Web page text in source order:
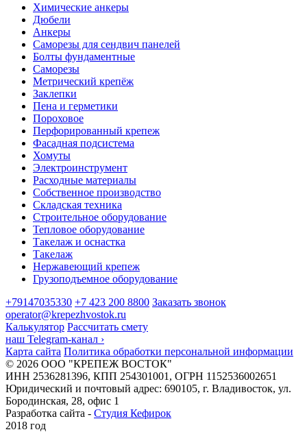
Химические анкеры
Дюбели
Анкеры
Саморезы для сендвич панелей
Болты фундаментные
Саморезы
Метрический крепёж
Заклепки
Пена и герметики
Пороховое
Перфорированный крепеж
Фасадная подсистема
Хомуты
Электроинструмент
Расходные материалы
Собственное производство
Складская техника
Строительное оборудование
Тепловое оборудование
Такелаж и оснастка
Такелаж
Нержавеющий крепеж
Грузоподъемное оборудование
+79147035330 +7 423 200 8800 Заказать звонок
operator@krepezhvostok.ru
Калькулятор Рассчитать смету
наш Telegram-канал ›
Карта сайта Политика обработки персональной информации
© 2026 ООО "КРЕПЕЖ ВОСТОК"
ИНН 2536281396, КПП 254301001, ОГРН 1152536002651
Юридический и почтовый адрес: 690105, г. Владивосток, ул.
Бородинская, 28, офис 1
Разработка сайта - Студия Кефирок
2018 год